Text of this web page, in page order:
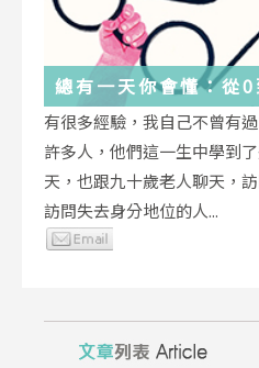
總有一天你會懂：從
的人生大事，都在這
有很多經驗，我自己不曾有
許多人，他們這一生中學到
天，也跟九十歲老人聊天，
訪問失去身分地位的人...